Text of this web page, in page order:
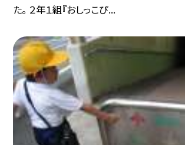
た。 ２年１組『おしっこぴ...